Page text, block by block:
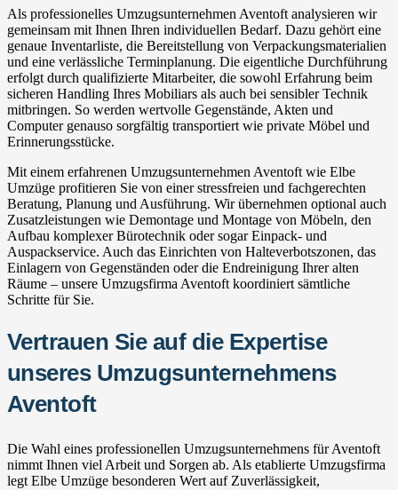
Als professionelles Umzugsunternehmen Aventoft analysieren wir
gemeinsam mit Ihnen Ihren individuellen Bedarf. Dazu gehört eine
genaue Inventarliste, die Bereitstellung von Verpackungsmaterialien
und eine verlässliche Terminplanung. Die eigentliche Durchführung
erfolgt durch qualifizierte Mitarbeiter, die sowohl Erfahrung beim
sicheren Handling Ihres Mobiliars als auch bei sensibler Technik
mitbringen. So werden wertvolle Gegenstände, Akten und
Computer genauso sorgfältig transportiert wie private Möbel und
Erinnerungsstücke.
Mit einem erfahrenen Umzugsunternehmen Aventoft wie Elbe
Umzüge profitieren Sie von einer stressfreien und fachgerechten
Beratung, Planung und Ausführung. Wir übernehmen optional auch
Zusatzleistungen wie Demontage und Montage von Möbeln, den
Aufbau komplexer Bürotechnik oder sogar Einpack- und
Auspackservice. Auch das Einrichten von Halteverbotszonen, das
Einlagern von Gegenständen oder die Endreinigung Ihrer alten
Räume – unsere Umzugsfirma Aventoft koordiniert sämtliche
Schritte für Sie.
Vertrauen Sie auf die Expertise
unseres Umzugsunternehmens
Aventoft
Die Wahl eines professionellen Umzugsunternehmens für Aventoft
nimmt Ihnen viel Arbeit und Sorgen ab. Als etablierte Umzugsfirma
legt Elbe Umzüge besonderen Wert auf Zuverlässigkeit,